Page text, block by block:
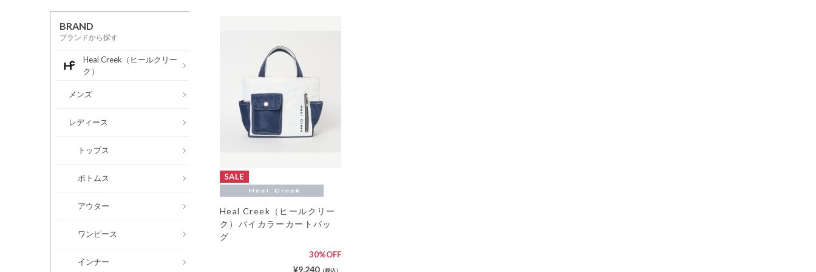
BRAND
ブランドから探す
Heal Creek（ヒールクリー
ク）
メンズ
レディース
トップス
ボトムス
アウター
ワンピース
インナー
Heal Creek（ヒールクリー
ク）バイカラーカートバッ
グ
30%OFF
¥9,240（税込）